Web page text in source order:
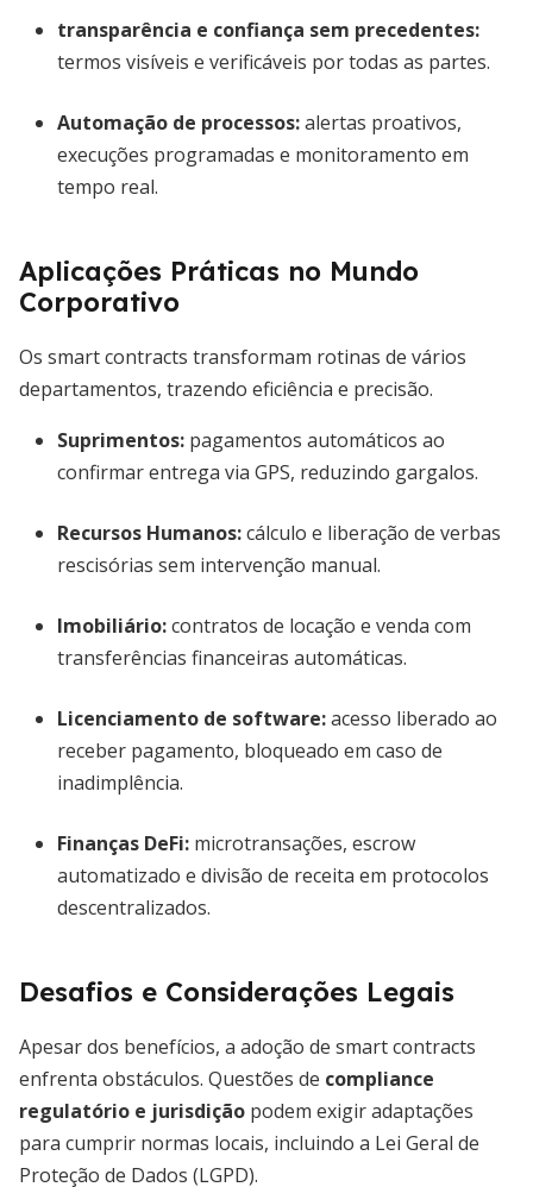
transparência e confiança sem precedentes:
termos visíveis e verificáveis por todas as partes.
Automação de processos:alertas proativos,
execuções programadas e monitoramento em
tempo real.
Aplicações Práticas no Mundo
Corporativo
Os smart contracts transformam rotinas de vários
departamentos, trazendo eficiência e precisão.
Suprimentos: pagamentos automáticos ao
confirmar entrega via GPS, reduzindo gargalos.
Recursos Humanos:cálculo e liberação de verbas
rescisórias sem intervenção manual.
Imobiliário:contratos de locação e venda com
transferências financeiras automáticas.
Licenciamento de software:acesso liberado ao
receber pagamento, bloqueado em caso de
inadimplência.
Finanças DeFi: microtransações, escrow
automatizado e divisão de receita em protocolos
descentralizados.
Desafios e Considerações Legais
Apesar dos benefícios, a adoção de smart contracts
enfrenta obstáculos. Questões de compliance
regulatório e jurisdição podem exigir adaptações
para cumprir normas locais, incluindo a Lei Geral de
Proteção de Dados (LGPD).